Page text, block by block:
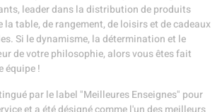
leader dans la distribution de produits
table, de rangement, de loisirs et de cadeaux
Si le dynamisme, la détermination et le
de votre philosophie, alors vous êtes fait
équipe !
par le label "Meilleures Enseignes" pour